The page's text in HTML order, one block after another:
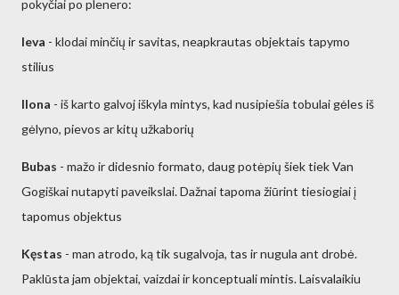
pokyčiai po plenero:
Ieva - klodai minčių ir savitas, neapkrautas objektais tapymo
stilius
Ilona - iš karto galvoj iškyla mintys, kad nusipiešia tobulai gėles iš
gėlyno, pievos ar kitų užkaborių
Bubas - mažo ir didesnio formato, daug potėpių šiek tiek Van
Gogiškai nutapyti paveikslai. Dažnai tapoma žiūrint tiesiogiai į
tapomus objektus
Kęstas - man atrodo, ką tik sugalvoja, tas ir nugula ant drobė.
Paklūsta jam objektai, vaizdai ir konceptuali mintis. Laisvalaikiu